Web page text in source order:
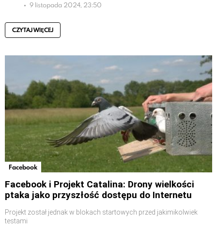
9 listopada 2024, 23:50
CZYTAJ WIĘCEJ
Facebook
Facebook i Projekt Catalina: Drony wielkości
ptaka jako przyszłość dostępu do Internetu
Projekt został jednak w blokach startowych przed jakimikolwiek
testami